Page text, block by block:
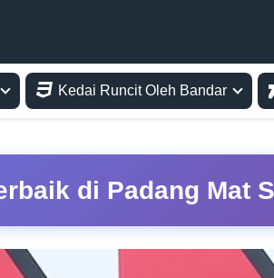
Kedai Runcit Oleh Bandar
di Padang Mat